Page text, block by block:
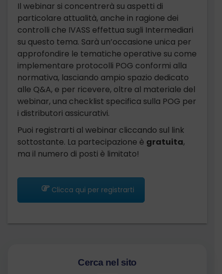
Il webinar si concentrerà su aspetti di
particolare attualità, anche in ragione dei
controlli che IVASS effettua sugli Intermediari
su questo tema. Sarà un’occasione unica per
approfondire le tematiche operative su come
implementare protocolli POG conformi alla
normativa, lasciando ampio spazio dedicato
alle Q&A, e per ricevere, oltre al materiale del
webinar, una checklist specifica sulla POG per
i distributori assicurativi.
Puoi registrarti al webinar cliccando sul link
sottostante. La partecipazione è gratuita,
ma il numero di posti è limitato!
Clicca qui per registrarti
Cerca nel sito